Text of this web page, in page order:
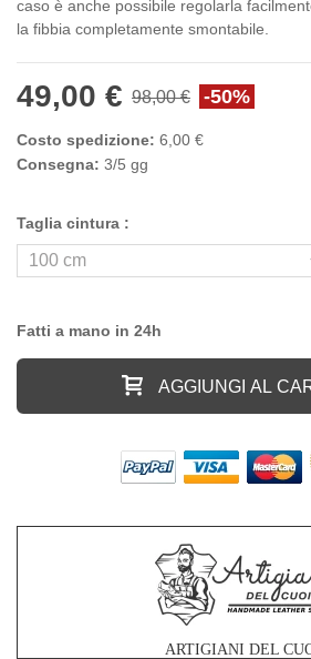
caso è anche possibile regolarla
la fibbia completamente smontabile.
49,00 € 98,00 € -50%
Costo spedizione: 6,00 €
Consegna: 3/5 gg
Taglia cintura :
Fatti a mano in 24h
AGGIUNGI AL
ARTIGIANI DEL